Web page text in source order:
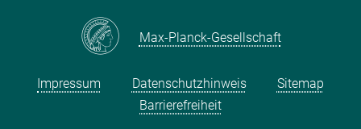
Max-Planck-Gesellschaft
Impressum Datenschutzhinweis
Sitemap
Barrierefreiheit